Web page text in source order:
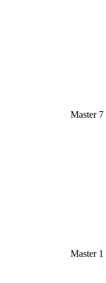
Master 7
Master 1